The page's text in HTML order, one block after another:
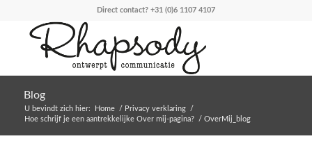
Direct contact? +31 (0)6 1107 4107
Blog
U bevindt zich hier: Home / Privacy verklaring
/
Hoe schrijf je een aantrekkelijke Over mij-pagina?
/ OverMij_blog